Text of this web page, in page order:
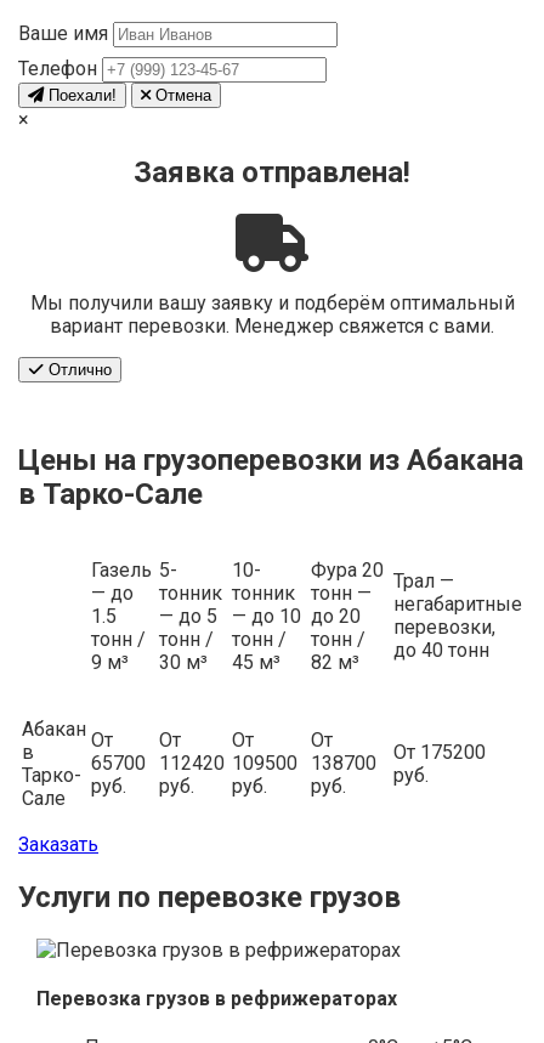
Ваше имя
Телефон
Поехали! Отмена
×
Заявка отправлена!
Мы получили вашу заявку и подберём оптимальный
вариант перевозки. Менеджер свяжется с вами.
Отлично
Цены на грузоперевозки из Абакана
в Тарко-Сале
Газель
— до
1.5
тонн /
9 м³
5-
тонник
— до 5
тонн /
30 м³
10-
тонник
— до 10
тонн /
45 м³
Фура 20
тонн —
до 20
тонн /
82 м³
Трал —
негабаритные
перевозки,
до 40 тонн
Абакан
в
Тарко-
Сале
От
65700
руб.
От
112420
руб.
От
109500
руб.
От
138700
руб.
От 175200
руб.
Заказать
Услуги по перевозке грузов
Перевозка грузов в рефрижераторах